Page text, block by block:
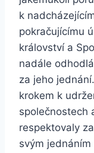
k
pokračujícímu
království a
nadále
za jeho
krokem k
společnostech
respektovaly
svým